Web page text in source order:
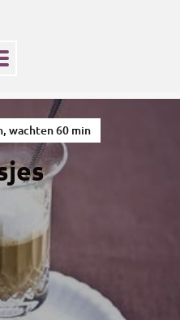
wachten 60 min